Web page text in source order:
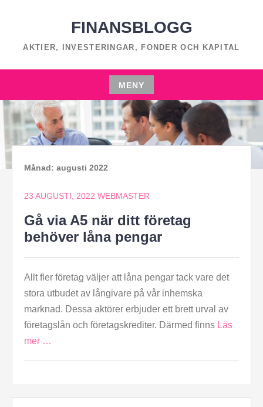
FINANSBLOGG
AKTIER, INVESTERINGAR, FONDER OCH KAPITAL
MENY
Hoppa
innehåll
Månad: augusti 2022
23 AUGUSTI, 2022 WEBMASTER
Gå via A5 när ditt företag
behöver låna pengar
Allt fler företag väljer att låna pengar tack vare det
stora utbudet av långivare på vår inhemska
marknad. Dessa aktörer erbjuder ett brett urval av
företagslån och företagskrediter. Därmed finns Läs
mer …